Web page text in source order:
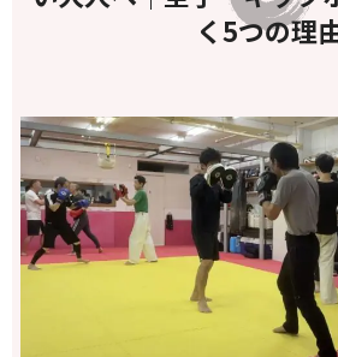
く5つの理